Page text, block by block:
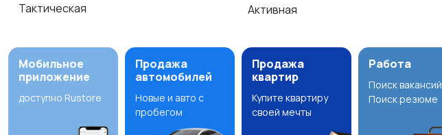
Тактическая Активная
Мобильное
приложение
доступно Rustore
Продажа
автомобилей
Новые и авто с
пробегом
Продажа
квартир
Купите квартиру
своей мечты
Работа
Поиск вакансий
Поиск резюме